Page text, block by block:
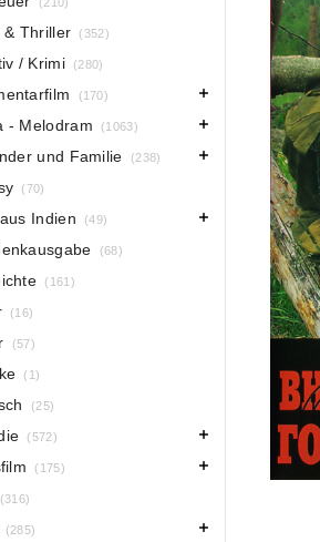
& Thriller (352)
/ Krimi (280)
(170)
- Melodram (1063)
und Familie (238)
(70)
Indien (49)
(68)
(161)
(16)
(57)
(1)
(25)
(572)
(175)
(316)
(285)